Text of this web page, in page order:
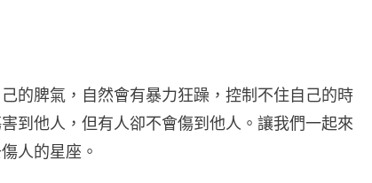
脾氣，自然會有暴力狂躁，控制不住自己的時
到他人，但有人卻不會傷到他人。讓我們一起來
人的星座。